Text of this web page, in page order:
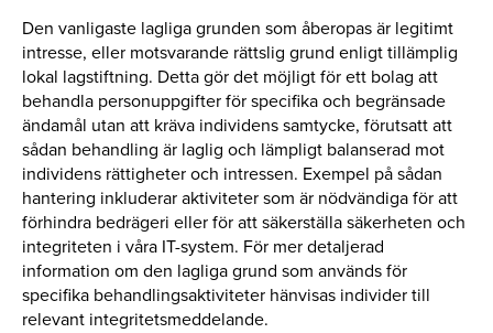
Den vanligaste lagliga grunden som åberopas är legitimt
intresse, eller motsvarande rättslig grund enligt tillämplig
lokal lagstiftning. Detta gör det möjligt för ett bolag att
behandla personuppgifter för specifika och begränsade
ändamål utan att kräva individens samtycke, förutsatt att
sådan behandling är laglig och lämpligt balanserad mot
individens rättigheter och intressen. Exempel på sådan
hantering inkluderar aktiviteter som är nödvändiga för att
förhindra bedrägeri eller för att säkerställa säkerheten och
integriteten i våra IT-system. För mer detaljerad
information om den lagliga grund som används för
specifika behandlingsaktiviteter hänvisas individer till
relevant integritetsmeddelande.